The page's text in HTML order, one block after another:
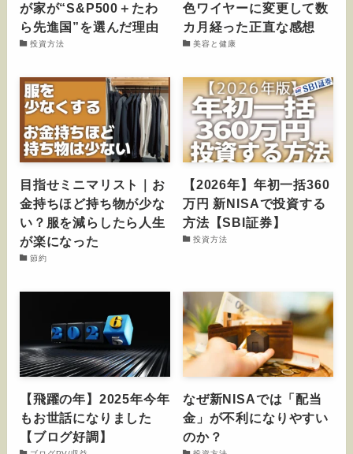
が家が“S&P500＋たわ
ら先進国”を選んだ理由
投資方法
色ワイヤーに変更して数
カ月経った正直な感想
美容と健康
目指せミニマリスト｜お
金持ちほど持ち物が少な
い？服を減らしたら人生
が楽になった
節約
【2026年】年初一括360
万円 新NISAで投資する
方法【SBI証券】
投資方法
【飛躍の年】2025年今年
もお世話になりました
【ブログ好調】
なぜ新NISAでは「配当
金」が不利になりやすい
のか？